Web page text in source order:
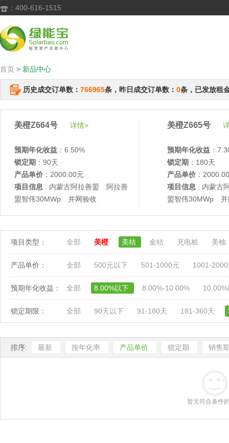
 ：400-616-1515
首页 > 新品中心
历史成交订单数： 766965条，昨日成交订单数： 0条，已发放租
美橙Z664号 详情>
预期年化收益 ：6.50%
锁定期 ：90天
产品单价 ：2000.00元
项目信息 : 内蒙古阿拉善盟 阿拉善
盟智伟30MWp 并网验收
美橙Z665号
预期年化收益 ：
锁定期 ：180天
产品单价 ：
项目信息 : 内蒙古
盟智伟30MWp 并
项目类型： 全部 美橙 美桔 金桔 充电桩 美柚
产品单价： 全部 500元以下 501-1000元 1001-
预期年化收益： 全部 8.00%以下 8.00%-10.00%
锁定期限： 全部 90天以下 91-180天 181-360天
排序: 最新 按年化率 产品单价 锁定期 销售
暂无符合条件